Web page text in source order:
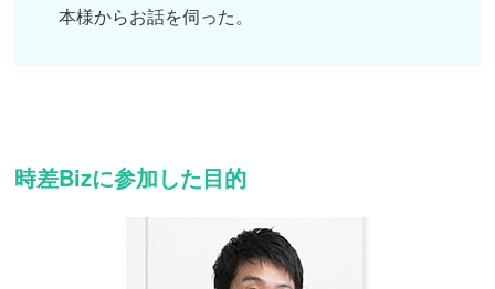
本様からお話を伺った。
時差Bizに参加した目的